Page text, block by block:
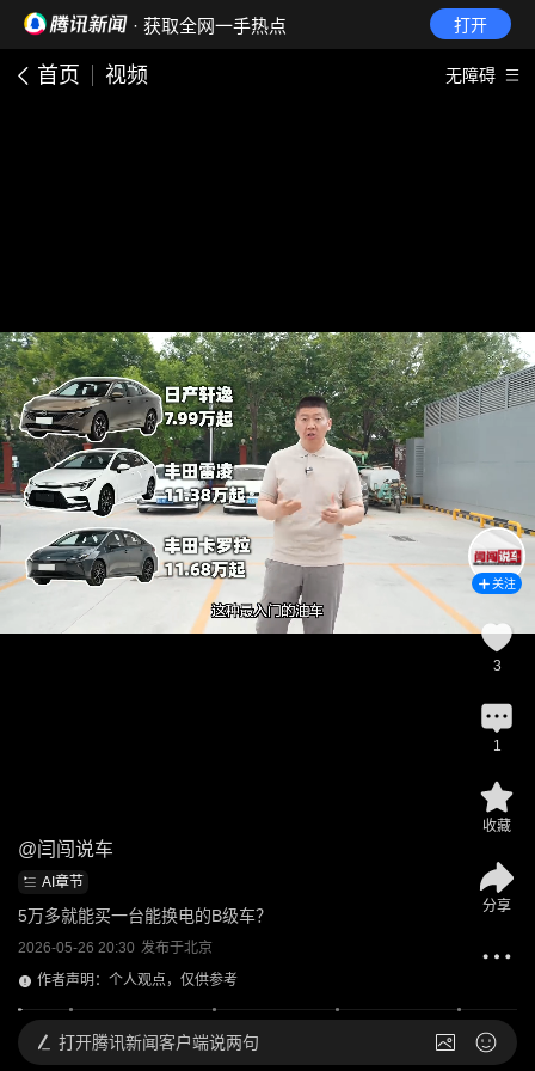
· 获取全网一手热点 打开
首页 视频 无障碍
@闫闯说车
AI章节
5万多就能买一台能换电的B级车？
2026-05-26 20:30 发布于北京
作者声明：个人观点，仅供参考
关注
3
1
收藏
分享
打开腾讯新闻客户端说两句